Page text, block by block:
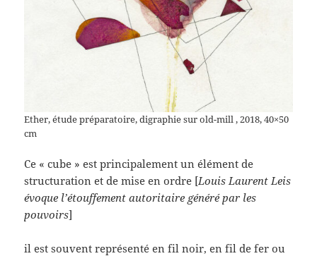
Ether, étude préparatoire, digraphie sur old-mill , 2018, 40×50
cm
Ce « cube » est principalement un élément de
structuration et de mise en ordre [Louis Laurent Leis
évoque l’étouffement autoritaire généré par les
pouvoirs]
il est souvent représenté en fil noir, en fil de fer ou